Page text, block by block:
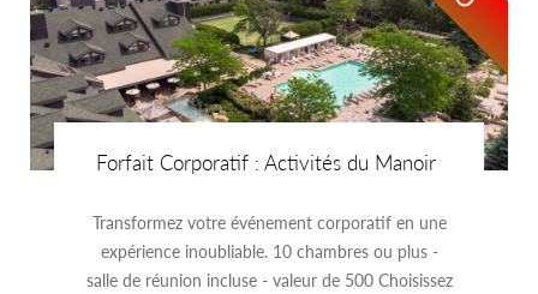
Forfait Corporatif : Activités du Manoir
Transformez votre événement corporatif en une
expérience inoubliable. 10 chambres ou plus -
salle de réunion incluse - valeur de 500 Choisissez